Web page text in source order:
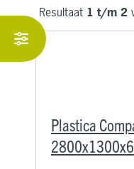
Resultaat 1 t/m 2
Plastica